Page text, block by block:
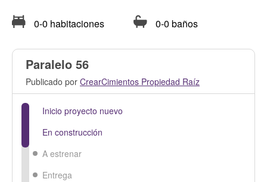
0-0 habitaciones 0-0 baños
Paralelo 56
Publicado por CrearCimientos Propiedad Raíz
Inicio proyecto nuevo
En construcción
A estrenar
Entrega